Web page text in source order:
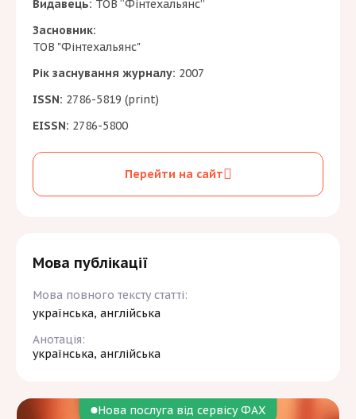
Видавець: ТОВ “Фінтехальянс”
Засновник:
ТОВ "Фінтехальянс"
Рік заснування журналу: 2007
ISSN: 2786-5819 (print)
EISSN: 2786-5800
Перейти на сайт
Мова публікації
Мова повного тексту статті:
українська, англійська
Анотація:
українська, англійська
Нова послуга від сервісу ФАХ